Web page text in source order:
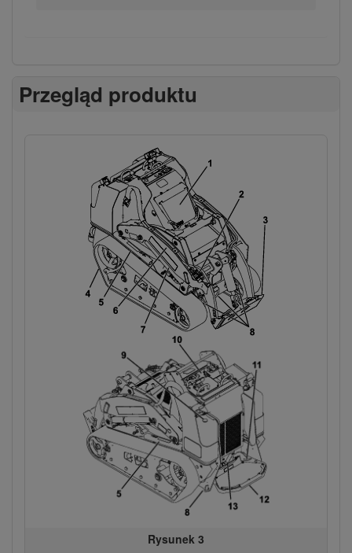
Przegląd produktu
Rysunek 3